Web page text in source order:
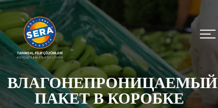
ВЛАГОНЕПРОНИЦАЕМЫЙ
ПАКЕТ В КОРОБКЕ